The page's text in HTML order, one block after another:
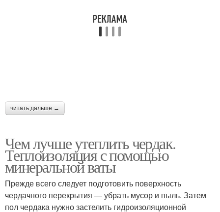
читать дальше →
Чем лучше утеплить чердак.
Теплоизоляция с помощью
минеральной ваты
Прежде всего следует подготовить поверхность
чердачного перекрытия — убрать мусор и пыль. Затем
пол чердака нужно застелить гидроизоляционной